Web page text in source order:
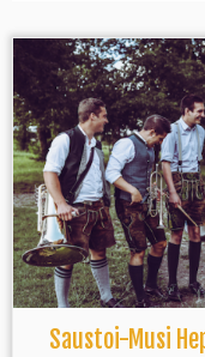
Saustoi-Musi